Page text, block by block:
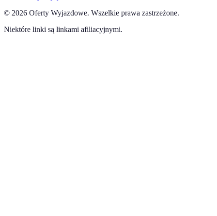
© 2026 Oferty Wyjazdowe. Wszelkie prawa zastrzeżone.
Niektóre linki są linkami afiliacyjnymi.